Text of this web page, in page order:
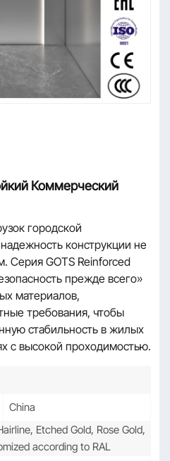
Коммерческий
городской
конструкции не
Серия GOTS Reinforced
прежде всего»
материалов,
требования, чтобы
стабильность в жилых
с высокой проходимостью.
China
Etched Gold, Rose Gold,
according to RAL